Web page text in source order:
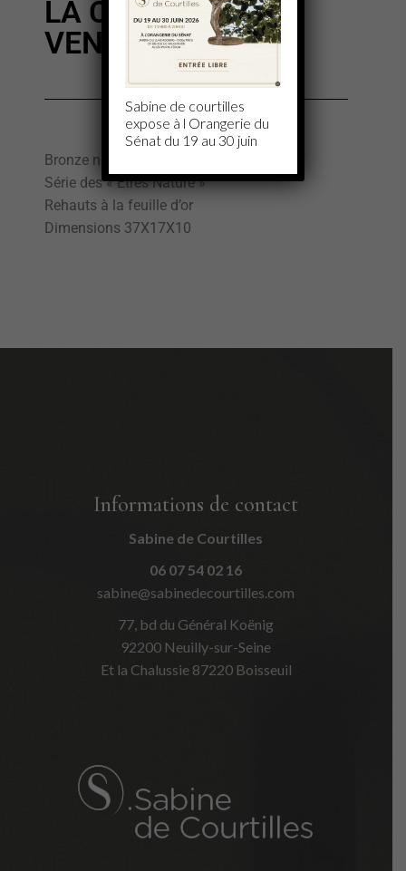
LA CARESSE DU
VENT
Bronze numéroté
Série des « Etres Nature »
Rehauts à la feuille d’or
Dimensions 37X17X10
Informations de contact
Sabine de Courtilles
06 07 54 02 16
sabine@sabinedecourtilles.com
77, bd du Général Koënig
92200 Neuilly-sur-Seine
Et la Chalussie 87220 Boisseuil
Sabine de courtilles
expose à l Orangerie du
Sénat du 19 au 30 juin